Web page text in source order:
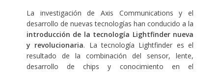
La investigación de Axis Communications y el
desarrollo de nuevas tecnologías han conducido a la
introducción de la tecnología Lightfinder nueva
y revolucionaria. La tecnología Lightfinder es el
resultado de la combinación del sensor, lente,
desarrollo de chips y conocimiento en el